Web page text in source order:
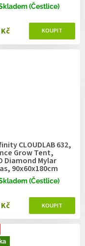
(Čestlice)
CLOUDLAB 632,
Grow Tent,
Diamond Mylar
90x60x180cm
(Čestlice)